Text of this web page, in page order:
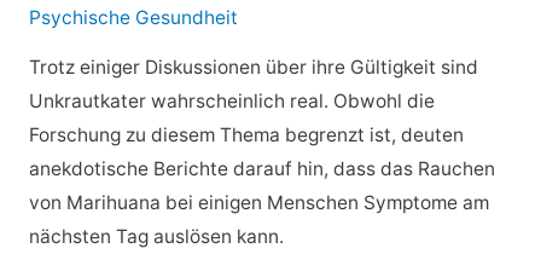
Psychische Gesundheit
Trotz einiger Diskussionen über ihre Gültigkeit sind
Unkrautkater wahrscheinlich real. Obwohl die
Forschung zu diesem Thema begrenzt ist, deuten
anekdotische Berichte darauf hin, dass das Rauchen
von Marihuana bei einigen Menschen Symptome am
nächsten Tag auslösen kann.